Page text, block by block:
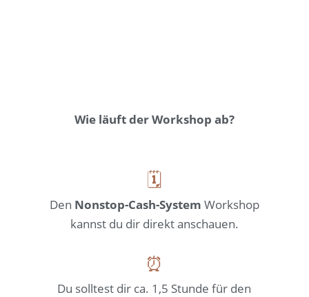
Wie läuft der Workshop ab?
🗓️
Den Nonstop-Cash-System Workshop
kannst du dir direkt anschauen.
⏰
Du solltest dir ca. 1,5 Stunde für den